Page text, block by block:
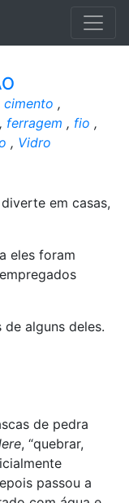
cimento ,
, ferragem , fio ,
, Vidro
em casas,
eles foram
alguns deles.
de pedra
, “quebrar,
passou a